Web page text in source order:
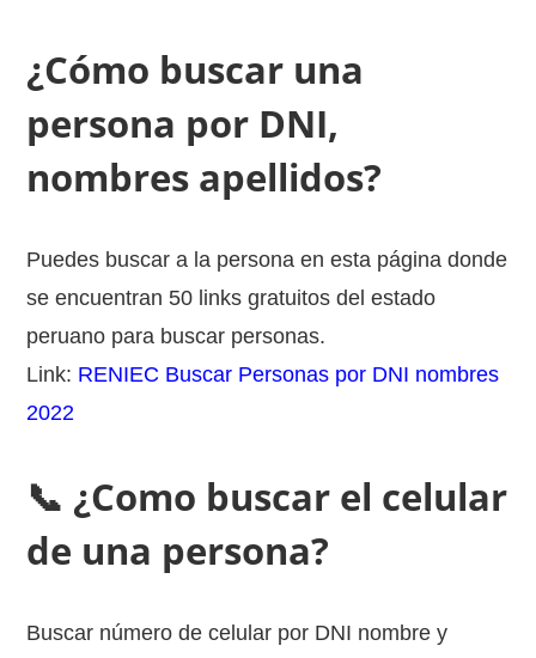
¿Cómo buscar una
persona por DNI,
nombres apellidos?
Puedes buscar a la persona en esta página donde
se encuentran 50 links gratuitos del estado
peruano para buscar personas.
Link: RENIEC Buscar Personas por DNI nombres
2022
📞 ¿Como buscar el celular
de una persona?
Buscar número de celular por DNI nombre y